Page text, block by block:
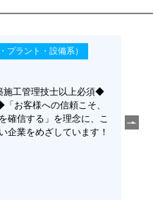
プラント・設備系）
スポーツ施設等、舗装に
ております。
勤
ラの